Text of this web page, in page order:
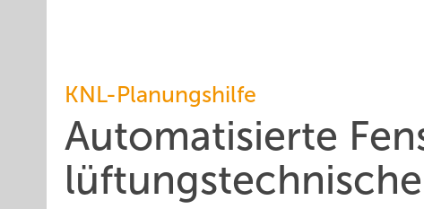
KNL-Planungshilfe
Automatisierte